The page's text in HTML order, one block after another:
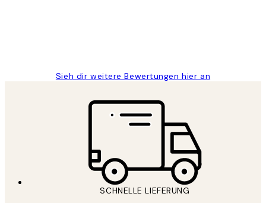
Sieh dir weitere Bewertungen hier an
SCHNELLE LIEFERUNG